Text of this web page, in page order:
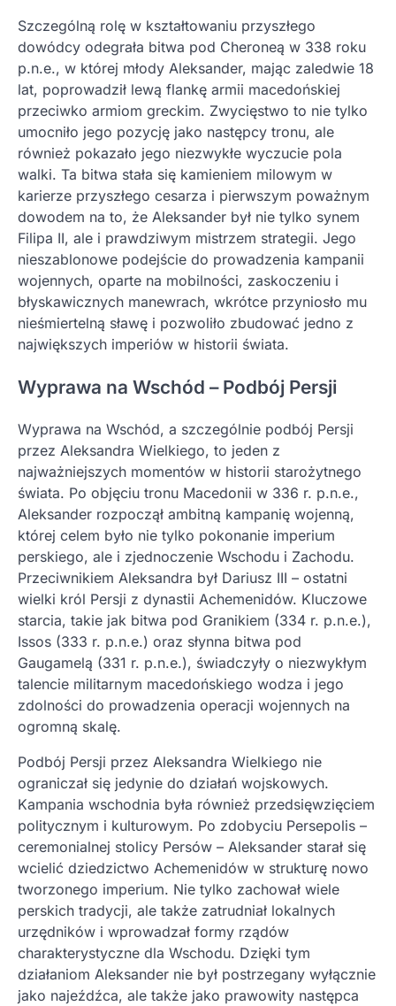
Szczególną rolę w kształtowaniu przyszłego
dowódcy odegrała bitwa pod Cheroneą w 338 roku
p.n.e., w której młody Aleksander, mając zaledwie 18
lat, poprowadził lewą flankę armii macedońskiej
przeciwko armiom greckim. Zwycięstwo to nie tylko
umocniło jego pozycję jako następcy tronu, ale
również pokazało jego niezwykłe wyczucie pola
walki. Ta bitwa stała się kamieniem milowym w
karierze przyszłego cesarza i pierwszym poważnym
dowodem na to, że Aleksander był nie tylko synem
Filipa II, ale i prawdziwym mistrzem strategii. Jego
nieszablonowe podejście do prowadzenia kampanii
wojennych, oparte na mobilności, zaskoczeniu i
błyskawicznych manewrach, wkrótce przyniosło mu
nieśmiertelną sławę i pozwoliło zbudować jedno z
największych imperiów w historii świata.
Wyprawa na Wschód – Podbój Persji
Wyprawa na Wschód, a szczególnie podbój Persji
przez Aleksandra Wielkiego, to jeden z
najważniejszych momentów w historii starożytnego
świata. Po objęciu tronu Macedonii w 336 r. p.n.e.,
Aleksander rozpoczął ambitną kampanię wojenną,
której celem było nie tylko pokonanie imperium
perskiego, ale i zjednoczenie Wschodu i Zachodu.
Przeciwnikiem Aleksandra był Dariusz III – ostatni
wielki król Persji z dynastii Achemenidów. Kluczowe
starcia, takie jak bitwa pod Granikiem (334 r. p.n.e.),
Issos (333 r. p.n.e.) oraz słynna bitwa pod
Gaugamelą (331 r. p.n.e.), świadczyły o niezwykłym
talencie militarnym macedońskiego wodza i jego
zdolności do prowadzenia operacji wojennych na
ogromną skalę.
Podbój Persji przez Aleksandra Wielkiego nie
ograniczał się jedynie do działań wojskowych.
Kampania wschodnia była również przedsięwzięciem
politycznym i kulturowym. Po zdobyciu Persepolis –
ceremonialnej stolicy Persów – Aleksander starał się
wcielić dziedzictwo Achemenidów w strukturę nowo
tworzonego imperium. Nie tylko zachował wiele
perskich tradycji, ale także zatrudniał lokalnych
urzędników i wprowadzał formy rządów
charakterystyczne dla Wschodu. Dzięki tym
działaniom Aleksander nie był postrzegany wyłącznie
jako najeźdźca, ale także jako prawowity następca